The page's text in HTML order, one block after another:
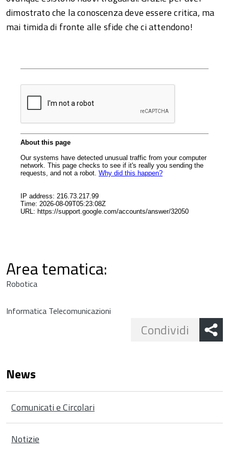
dimostrato che la conoscenza deve essere critica, ma
mai timida di fronte alle sfide che ci attendono!
Area tematica:
Robotica
Informatica Telecomunicazioni
Condividi
News
Comunicati e Circolari
Notizie